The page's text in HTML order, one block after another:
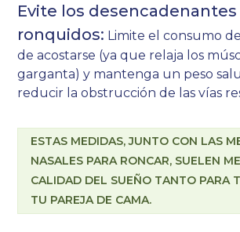
Evite los desencadenantes
ronquidos: Limite el consumo
de acostarse (ya que relaja los
garganta) y mantenga un peso
reducir la obstrucción de las vías
ESTAS MEDIDAS, JUNTO CON LAS
NASALES PARA RONCAR, SUELEN
CALIDAD DEL SUEÑO TANTO PARA
TU PAREJA DE CAMA.